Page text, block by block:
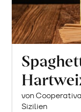
von
Sizilien